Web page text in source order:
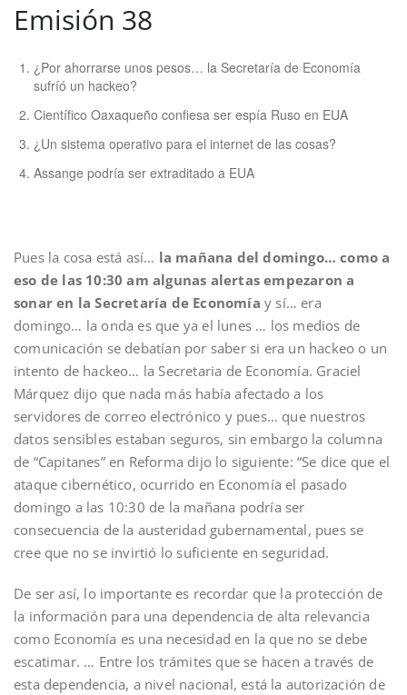
Emisión 38
¿Por ahorrarse unos pesos… la Secretaría de Economía
sufríó un hackeo?
Científico Oaxaqueño confiesa ser espía Ruso en EUA
¿Un sistema operativo para el internet de las cosas?
Assange podría ser extraditado a EUA
Pues la cosa está así… la mañana del domingo… como a
eso de las 10:30 am algunas alertas empezaron a
sonar en la Secretaría de Economía y sí… era
domingo… la onda es que ya el lunes … los medios de
comunicación se debatían por saber si era un hackeo o un
intento de hackeo… la Secretaria de Economía. Graciel
Márquez dijo que nada más había afectado a los
servidores de correo electrónico y pues… que nuestros
datos sensibles estaban seguros, sin embargo la columna
de “Capitanes” en Reforma dijo lo siguiente: “Se dice que el
ataque cibernético, ocurrido en Economía el pasado
domingo a las 10:30 de la mañana podría ser
consecuencia de la austeridad gubernamental, pues se
cree que no se invirtió lo suficiente en seguridad.
De ser así, lo importante es recordar que la protección de
la información para una dependencia de alta relevancia
como Economía es una necesidad en la que no se debe
escatimar. … Entre los trámites que se hacen a través de
esta dependencia, a nivel nacional, está la autorización de